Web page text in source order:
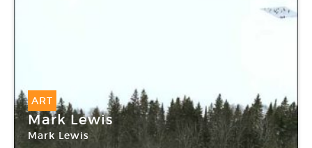
ART
Mark Lewis
Mark Lewis